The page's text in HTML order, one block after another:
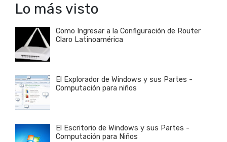
Lo más visto
Como Ingresar a la Configuración de Router
Claro Latinoamérica
El Explorador de Windows y sus Partes -
Computación para niños
El Escritorio de Windows y sus Partes -
Computación para Niños